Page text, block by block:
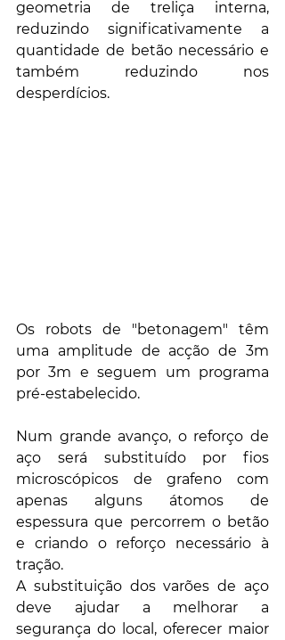
geometria de treliça interna,
reduzindo significativamente a
quantidade de betão necessário e
também reduzindo nos
desperdícios.
Os robots de "betonagem" têm
uma amplitude de acção de 3m
por 3m e seguem um programa
pré-estabelecido.
Num grande avanço, o reforço de
aço será substituído por fios
microscópicos de grafeno com
apenas alguns átomos de
espessura que percorrem o betão
e criando o reforço necessário à
tração.
A substituição dos varões de aço
deve ajudar a melhorar a
segurança do local, oferecer maior